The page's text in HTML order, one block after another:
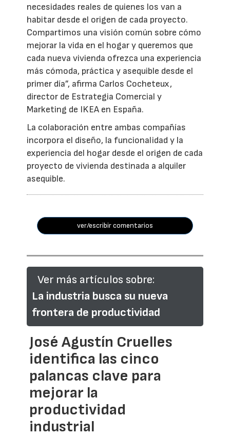
necesidades reales de quienes los van a
habitar desde el origen de cada proyecto.
Compartimos una visión común sobre cómo
mejorar la vida en el hogar y queremos que
cada nueva vivienda ofrezca una experiencia
más cómoda, práctica y asequible desde el
primer día”, afirma Carlos Cocheteux,
director de Estrategia Comercial y
Marketing de IKEA en España.
La colaboración entre ambas compañías
incorpora el diseño, la funcionalidad y la
experiencia del hogar desde el origen de cada
proyecto de vivienda destinada a alquiler
asequible.
ver/escribir comentarios
Ver más artículos sobre:
La industria busca su nueva
frontera de productividad
José Agustín Cruelles
identifica las cinco
palancas clave para
mejorar la
productividad
industrial